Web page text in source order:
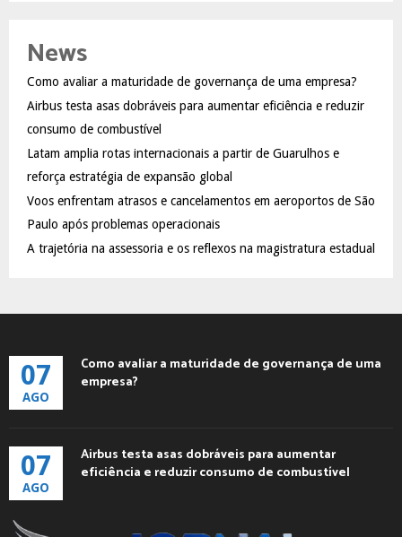
h
o
r
:
R
News
Como avaliar a maturidade de governança de uma empresa?
Airbus testa asas dobráveis para aumentar eficiência e reduzir
consumo de combustível
Latam amplia rotas internacionais a partir de Guarulhos e
reforça estratégia de expansão global
Voos enfrentam atrasos e cancelamentos em aeroportos de São
Paulo após problemas operacionais
A trajetória na assessoria e os reflexos na magistratura estadual
07
AGO
Como avaliar a maturidade de governança de uma
empresa?
07
AGO
Airbus testa asas dobráveis para aumentar
eficiência e reduzir consumo de combustível